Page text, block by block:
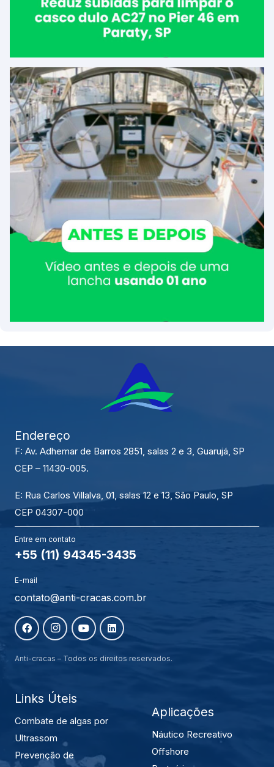
Endereço
F: Av. Adhemar de Barros 2851, salas 2 e 3, Guarujá, SP
CEP – 11430-005.
E: Rua Carlos Villalva, 01, salas 12 e 13, São Paulo, SP
CEP 04307-000
Entre em contato
+55 (11) 94345-3435
E-mail
contato@anti-cracas.com.br
Anti-cracas – Todos os direitos reservados.
Links Úteis
Combate de algas por
Ultrassom
Prevenção de
Aplicações
Náutico Recreativo
Offshore